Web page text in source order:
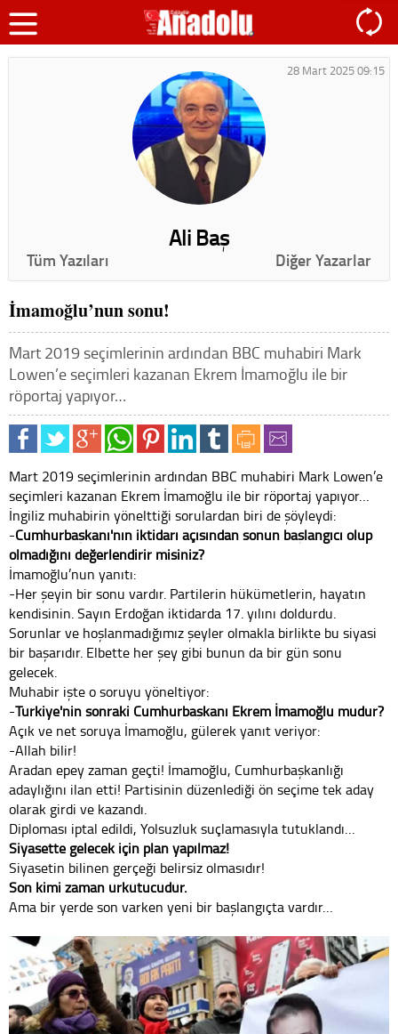
28 Mart 2025 09:15
Ali Baş
Tüm Yazıları Diğer Yazarlar
İmamoğlu’nun sonu!
Mart 2019 seçimlerinin ardından BBC muhabiri Mark
Lowen’e seçimleri kazanan Ekrem İmamoğlu ile bir
röportaj yapıyor…
Mart 2019 seçimlerinin ardından BBC muhabiri Mark Lowen’e
seçimleri kazanan Ekrem İmamoğlu ile bir röportaj yapıyor…
İngiliz muhabirin yönelttiği sorulardan biri de şöyleydi:
-Cumhurbaşkanı'nın iktidarı açısından sonun başlangıcı olup
olmadığını değerlendirir misiniz?
İmamoğlu’nun yanıtı:
-Her şeyin bir sonu vardır. Partilerin hükümetlerin, hayatın
kendisinin. Sayın Erdoğan iktidarda 17. yılını doldurdu.
Sorunlar ve hoşlanmadığımız şeyler olmakla birlikte bu siyasi
bir başarıdır. Elbette her şey gibi bunun da bir gün sonu
gelecek.
Muhabir işte o soruyu yöneltiyor:
-Türkiye'nin sonraki Cumhurbaşkanı Ekrem İmamoğlu mudur?
Açık ve net soruya İmamoğlu, gülerek yanıt veriyor:
-Allah bilir!
Aradan epey zaman geçti! İmamoğlu, Cumhurbaşkanlığı
adaylığını ilan etti! Partisinin düzenlediği ön seçime tek aday
olarak girdi ve kazandı.
Diploması iptal edildi, Yolsuzluk suçlamasıyla tutuklandı…
Siyasette gelecek için plan yapılmaz!
Siyasetin bilinen gerçeği belirsiz olmasıdır!
Son kimi zaman ürkütücüdür.
Ama bir yerde son varken yeni bir başlangıçta vardır…